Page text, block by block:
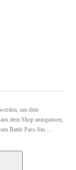
um dein
dem Shop anzupassen,
Battle Pass-Stu ...